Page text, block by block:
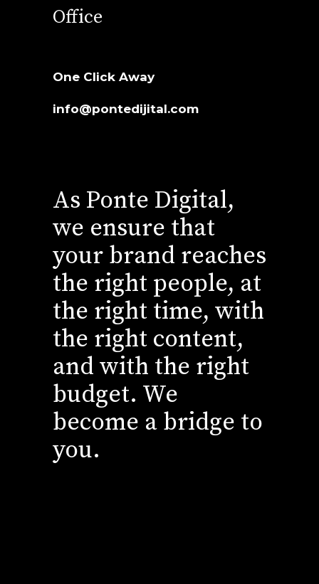
Office
One Click Away
info@pontedijital.com
As Ponte Digital,
we ensure that
your brand reaches
the right people, at
the right time, with
the right content,
and with the right
budget. We
become a bridge to
you.